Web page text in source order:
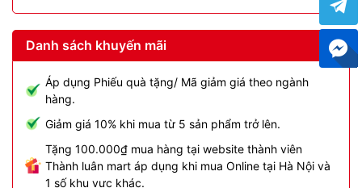
Danh sách khuyến mãi
Áp dụng Phiếu quà tặng/ Mã giảm giá theo ngành
hàng.
Giảm giá 10% khi mua từ 5 sản phẩm trở lên.
Tặng 100.000₫ mua hàng tại website thành viên
Thành luân mart áp dụng khi mua Online tại Hà Nội và
1 số khu vực khác.